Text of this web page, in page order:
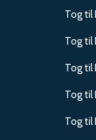
Tog til
Tog til
Tog til
Tog til
Tog til